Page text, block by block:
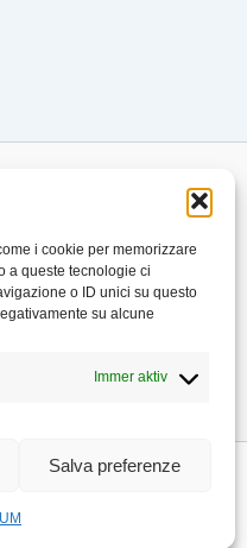
i cookie per memorizzare
a queste tecnologie ci
o ID unici su questo
su alcune
Immer aktiv
Salva preferenze